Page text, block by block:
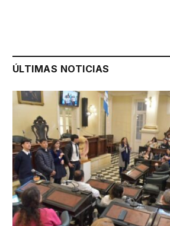
ÚLTIMAS NOTICIAS